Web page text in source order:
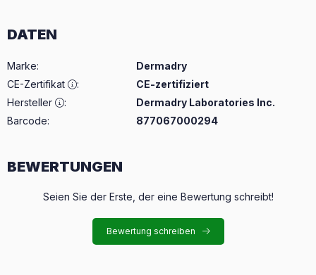
DATEN
Marke:
Dermadry
CE-Zertifikat
:
CE-zertifiziert
Hersteller
:
Dermadry Laboratories Inc.
Barcode:
877067000294
BEWERTUNGEN
Seien Sie der Erste, der eine Bewertung schreibt!
Bewertung schreiben